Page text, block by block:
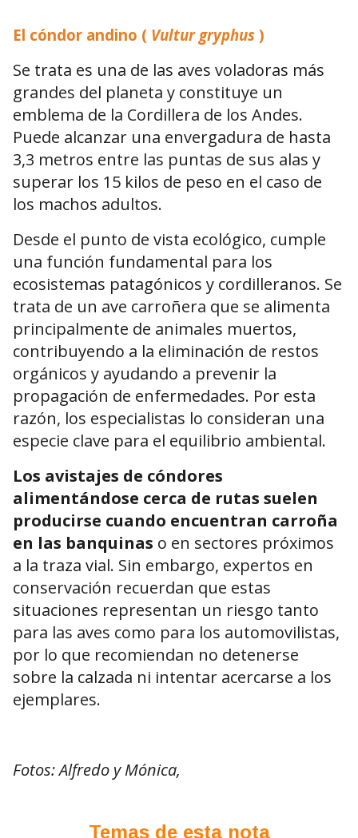
El cóndor andino ( Vultur gryphus )
Se trata es una de las aves voladoras más
grandes del planeta y constituye un
emblema de la Cordillera de los Andes.
Puede alcanzar una envergadura de hasta
3,3 metros entre las puntas de sus alas y
superar los 15 kilos de peso en el caso de
los machos adultos.
Desde el punto de vista ecológico, cumple
una función fundamental para los
ecosistemas patagónicos y cordilleranos. Se
trata de un ave carroñera que se alimenta
principalmente de animales muertos,
contribuyendo a la eliminación de restos
orgánicos y ayudando a prevenir la
propagación de enfermedades. Por esta
razón, los especialistas lo consideran una
especie clave para el equilibrio ambiental.
Los avistajes de cóndores
alimentándose cerca de rutas suelen
producirse cuando encuentran carroña
en las banquinas o en sectores próximos
a la traza vial. Sin embargo, expertos en
conservación recuerdan que estas
situaciones representan un riesgo tanto
para las aves como para los automovilistas,
por lo que recomiendan no detenerse
sobre la calzada ni intentar acercarse a los
ejemplares.
Fotos: Alfredo y Mónica,
Temas de esta nota